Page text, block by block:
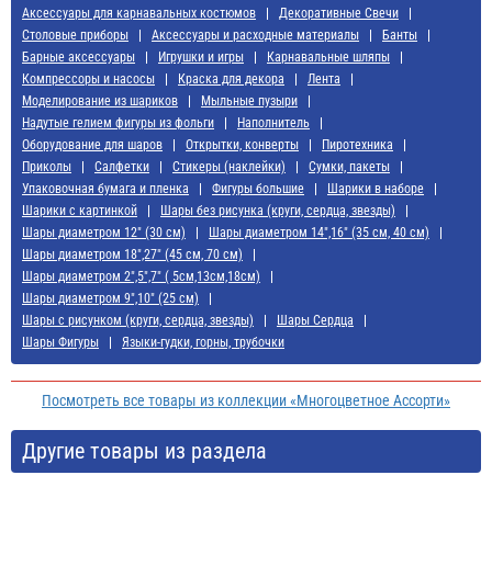
Аксессуары для карнавальных костюмов
Декоративные Свечи
Cтоловые приборы
Аксессуары и расходные материалы
Банты
Барные аксессуары
Игрушки и игры
Карнавальные шляпы
Компрессоры и насосы
Краска для декора
Лента
Моделирование из шариков
Мыльные пузыри
Надутые гелием фигуры из фольги
Наполнитель
Оборудование для шаров
Открытки, конверты
Пиротехника
Приколы
Салфетки Стикеры (наклейки)
Сумки, пакеты
Упаковочная бумага и пленка
Фигуры большие
Шарики в наборе
Шарики с картинкой
Шары без рисунка (круги, сердца, звезды)
Шары диаметром 12" (30 см)
Шары диаметром 14",16" (35 см, 40 см)
Шары диаметром 18",27" (45 см, 70 см)
Шары диаметром 2",5",7" ( 5см,13см,18см)
Шары диаметром 9",10" (25 см)
Шары с рисунком (круги, сердца, звезды)
Шары Сердца
Шары Фигуры
Языки-гудки, горны, трубочки
Посмотреть все товары из коллекции «Многоцветное Ассорти»
Другие товары из раздела